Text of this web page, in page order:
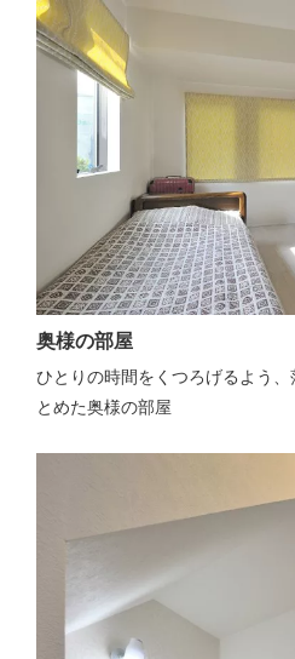
奥様の部屋
ひとりの時間をくつろげるよう
とめた奥様の部屋